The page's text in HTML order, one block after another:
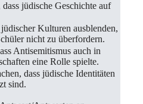
jüdische Geschichte auf
Kulturen ausblenden,
nicht zu überfordern.
Antisemitismus auch in
eine Rolle spielte.
dass jüdische Identitäten
sind.